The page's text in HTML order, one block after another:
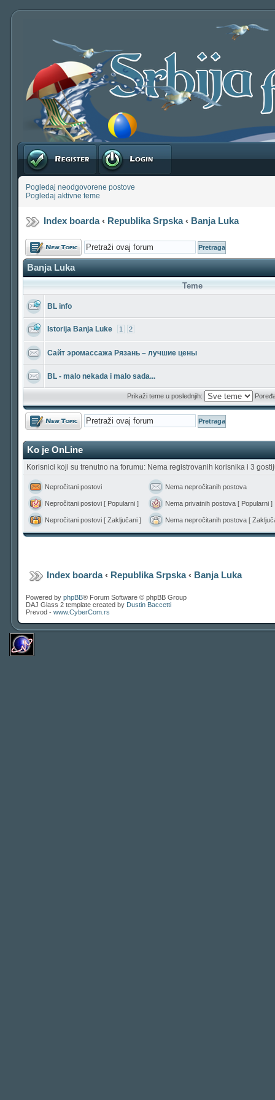
Registruj se Prijavite se
Pogledaj neodgovorene postove
Pogledaj aktivne teme
Index boarda‹ Republika Srpska‹ Banja Luka
Počni novu temu
Banja Luka
Teme
BL info
Istorija Banja Luke 1 2
Сайт эромассажа Рязань – лучшие цены
BL - malo nekada i malo sada...
Prikaži teme u poslednjih:
Počni novu temu
Ko je OnLine
Korisnici koji su trenutno na forumu: Nema registrovanih korisnika i 3
Nepročitani postovi Nema nepročitanih postova
Nepročitani postovi [ Popularni ] Nema privatnih postova [ Popularni ]
Nepročitani postovi [ Zaključani ] Nema nepročitanih postova [
Index boarda‹ Republika Srpska‹ Banja Luka
Powered by phpBB® Forum Software © phpBB Group
DAJ Glass 2 template created by Dustin Baccetti
Prevod - www.CyberCom.rs